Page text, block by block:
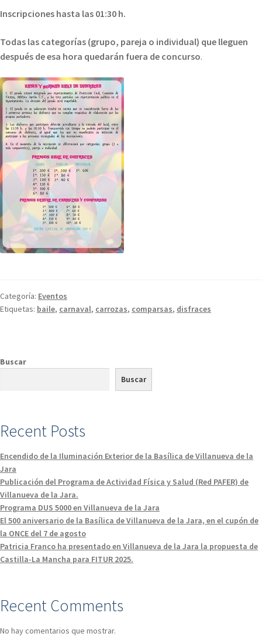
Inscripciones hasta las 01:30 h.
Todas las categorías (grupo, pareja o individual) que lleguen
después de esa hora quedarán fuera de concurso.
Categoría: Eventos
Etiquetas: baile, carnaval, carrozas, comparsas, disfraces
Buscar
Buscar
Recent Posts
Encendido de la Iluminación Exterior de la Basílica de Villanueva de la
Jara
Publicación del Programa de Actividad Física y Salud (Red PAFER) de
Villanueva de la Jara.
Programa DUS 5000 en Villanueva de la Jara
El 500 aniversario de la Basílica de Villanueva de la Jara, en el cupón de
la ONCE del 7 de agosto
Patricia Franco ha presentado en Villanueva de la Jara la propuesta de
Castilla-La Mancha para FITUR 2025.
Recent Comments
No hay comentarios que mostrar.